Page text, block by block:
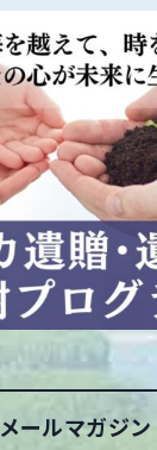
メールマガジン